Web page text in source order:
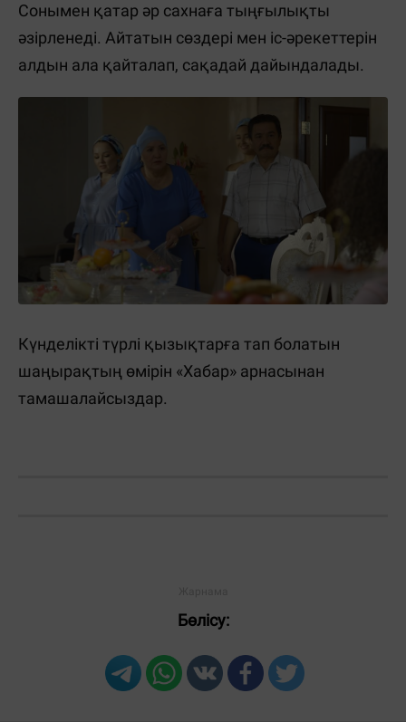
Сонымен қатар әр сахнаға тыңғылықты
әзірленеді. Айтатын сөздері мен іс-әрекеттерін
алдын ала қайталап, сақадай дайындалады.
Күнделікті түрлі қызықтарға тап болатын
шаңырақтың өмірін «Хабар» арнасынан
тамашалайсыздар.